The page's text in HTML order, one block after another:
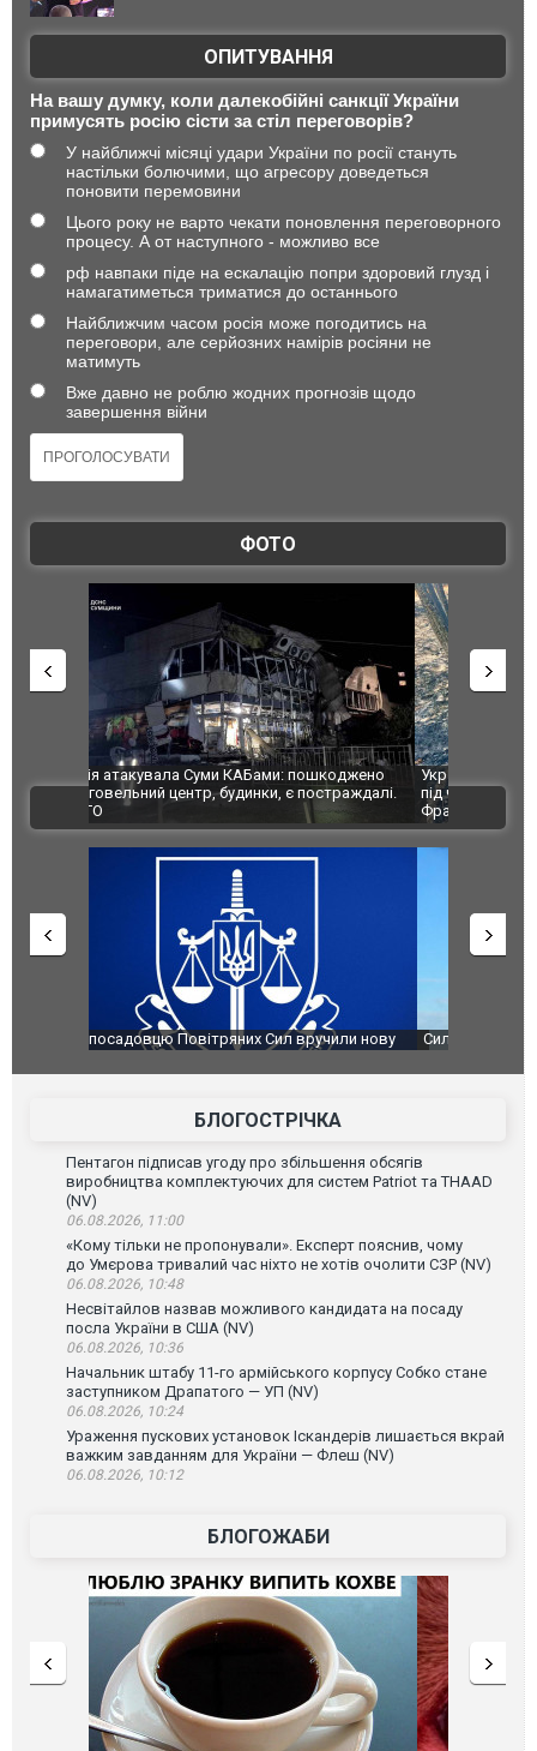
ОПИТУВАННЯ
На вашу думку, коли далекобійні санкції України
примусять росію сісти за стіл переговорів?
У найближчі місяці удари України по росії стануть
настільки болючими, що агресору доведеться
поновити перемовини
Цього року не варто чекати поновлення переговорного
процесу. А от наступного - можливо все
рф навпаки піде на ескалацію попри здоровий глузд і
намагатиметься триматися до останнього
Найближчим часом росія може погодитись на
переговори, але серйозних намірів росіяни не
матимуть
Вже давно не роблю жодних прогнозів щодо
завершення війни
ФОТО
Українські надзвичайники врятували козуленя
під час ліквідації масштабної лісової пожежі у
Франції
СБУ за
Болгарії
ВІДЕО
Сили оборони уразили Ярославський НПЗ:
атаку. ВІДЕО
Неймар
БЛОГОСТРІЧКА
Пентагон підписав угоду про збільшення обсягів
виробництва комплектуючих для систем Patriot та THAAD
(NV)
06.08.2026, 11:00
«Кому тільки не пропонували». Експерт пояснив, чому
до Умєрова тривалий час ніхто не хотів очолити СЗР (NV)
06.08.2026, 10:48
Несвітайлов назвав можливого кандидата на посаду
посла України в США (NV)
06.08.2026, 10:36
Начальник штабу 11-го армійського корпусу Собко стане
заступником Драпатого — УП (NV)
06.08.2026, 10:24
Ураження пускових установок Іскандерів лишається вкрай
важким завданням для України — Флеш (NV)
06.08.2026, 10:12
БЛОГОЖАБИ